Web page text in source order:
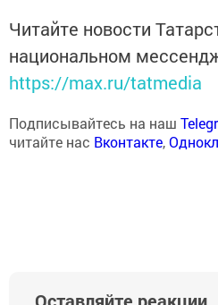
Читайте новости
национальном
https://max.ru/tatmedia
Подписывайтесь на наш
читайте нас Вконтакте,